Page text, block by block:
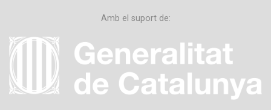
Amb el suport de: